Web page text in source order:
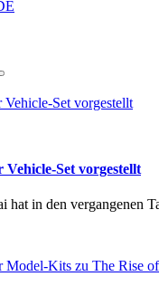
Set vorgestellt
hat in den vergangenen